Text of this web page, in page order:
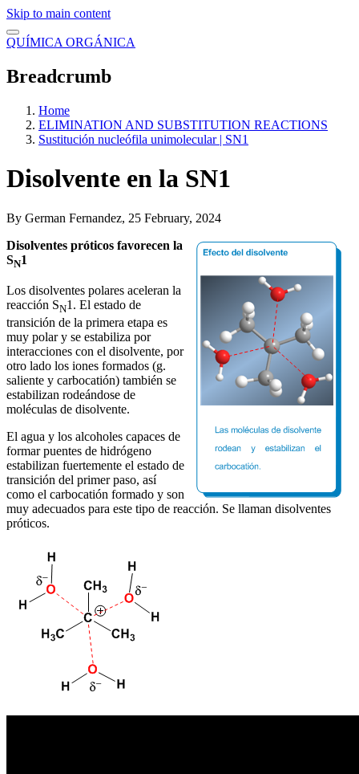
Skip to main content
QUÍMICA ORGÁNICA
Breadcrumb
Home
ELIMINATION AND SUBSTITUTION REACTIONS
Sustitución nucleófila unimolecular | SN1
Disolvente en la SN1
By German Fernandez, 25 February, 2024
Disolventes próticos favorecen la
SN1
Los disolventes polares aceleran la
reacción SN1. El estado de
transición de la primera etapa es
muy polar y se estabiliza por
interacciones con el disolvente, por
otro lado los iones formados (g.
saliente y carbocatión) también se
estabilizan rodeándose de
moléculas de disolvente.
El agua y los alcoholes capaces de
formar puentes de hidrógeno
estabilizan fuertemente el estado de
transición del primer paso, así
como el carbocatión formado y son
muy adecuados para este tipo de reacción. Se llaman disolventes
próticos.